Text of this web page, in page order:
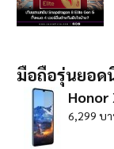
มือถือรุ่นยอด
Honor
6,299 บ